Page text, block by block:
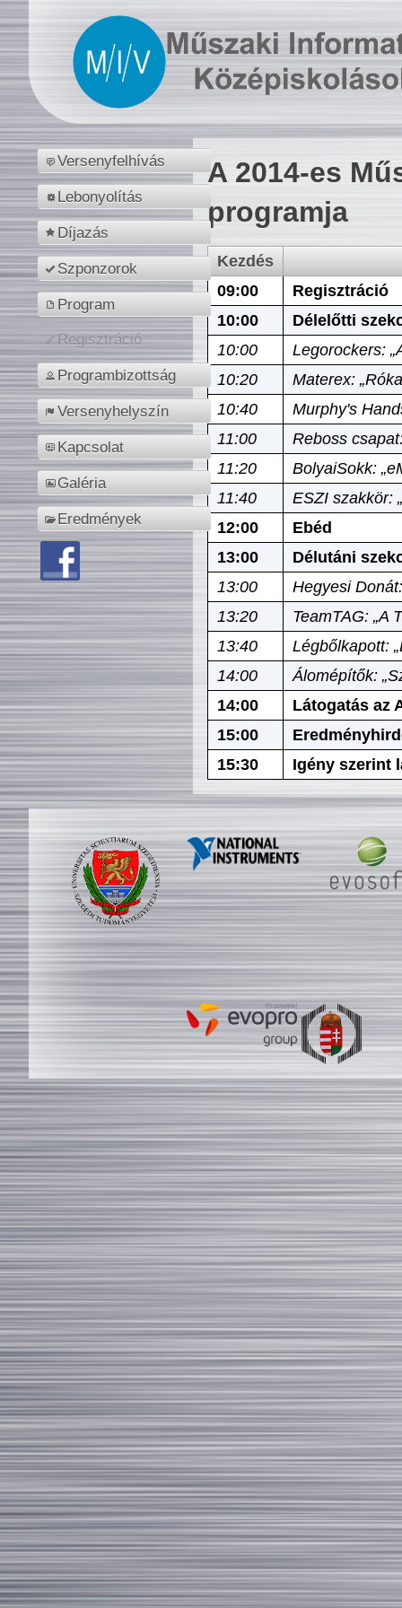
Versenyfelhívás
Lebonyolítás
Díjazás
Szponzorok
Program
Regisztráció
Programbizottság
Versenyhelyszín
Kapcsolat
Galéria
Eredmények
A 2014-es
programja
Kezdés
09:00
Regisztráció
10:00
Délelőtti
10:00
Legorockers:
10:20
Materex:
10:40
Murphy's
11:00
Reboss
11:20
BolyaiSokk:
11:40
ESZI szakkör:
12:00
Ebéd
13:00
Délutáni
13:00
Hegyesi
13:20
TeamTAG: „A
13:40
Légbőlkapott:
14:00
Álomépítők:
14:00
Látogatás az
15:00
15:30
Igény szerint